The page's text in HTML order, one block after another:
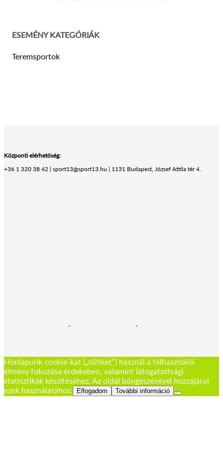
ESEMÉNY KATEGÓRIÁK
Teremsportok
Központi elérhetőség:
+36 1 320 38 42 | sport13@sport13.hu | 1131 Budapest, József Attila tér 4.
Honlapunk cookie-kat („sütiket”) használ a felhasználói
élmény fokozása érdekében, valamint látogatottsági
statisztikák készítéséhez. Az oldal böngészésével hozzájárul
ezek használatához.
Elfogadom További információ